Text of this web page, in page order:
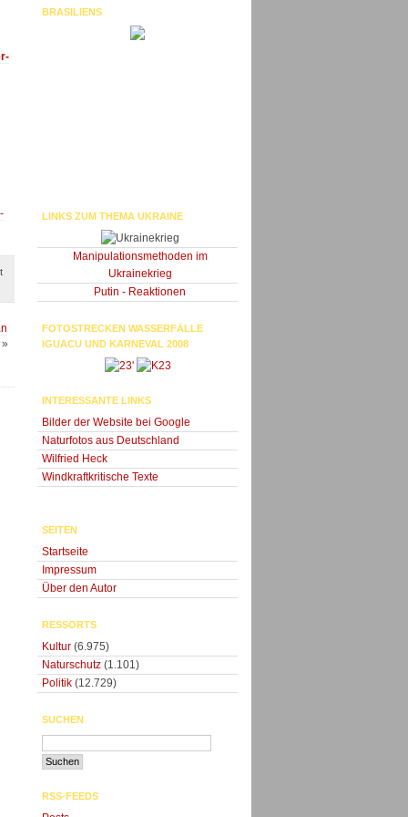
BRASILIENS
LINKS ZUM THEMA UKRAINE
Manipulationsmethoden im
Ukrainekrieg
Putin - Reaktionen
FOTOSTRECKEN WASSERFÄLLE
IGUACU UND KARNEVAL 2008
'
INTERESSANTE LINKS
Bilder der Website bei Google
Naturfotos aus Deutschland
Wilfried Heck
Windkraftkritische Texte
SEITEN
Startseite
Impressum
Über den Autor
RESSORTS
Kultur (6.975)
Naturschutz (1.101)
Politik (12.729)
SUCHEN
RSS-FEEDS